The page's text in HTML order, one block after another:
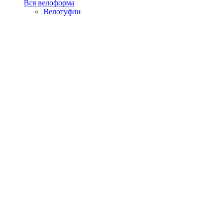
Вся велоформа
Велотуфли